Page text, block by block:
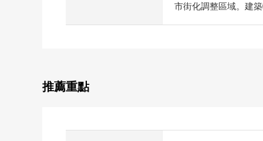
市街化調整區域。建
推薦重點